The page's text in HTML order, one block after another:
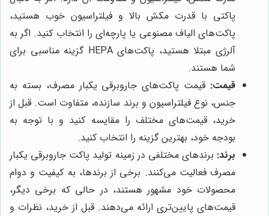
پاکتی با قدرت مکش بالا و فیلتراسیون خوب هستید،
پاکت‌های الیاف مصنوعی یا پارچه‌ای را انتخاب کنید. اگر به
آلرژی مبتلا هستید، پاکت‌های HEPA گزینه مناسبی برای
شما هستند.
قیمت: قیمت پاکت‌های جاروبرقی یکبار مصرف، بسته به
جنس، نوع فیلتراسیون و برند سازنده، متفاوت است. قبل از
خرید، قیمت‌های مختلف را مقایسه کنید و با توجه به
بودجه خود، بهترین گزینه را انتخاب کنید.
برند: برندهای مختلفی در زمینه تولید پاکت جاروبرقی یکبار
مصرف فعالیت می‌کنند. برخی از برندها، به کیفیت و دوام
محصولات خود مشهور هستند، در حالی که برخی دیگر،
قیمت‌های پایین‌تری ارائه می‌دهند. قبل از خرید، نظرات و